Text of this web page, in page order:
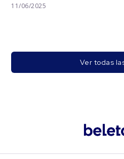
11/06/2025
Ver todas